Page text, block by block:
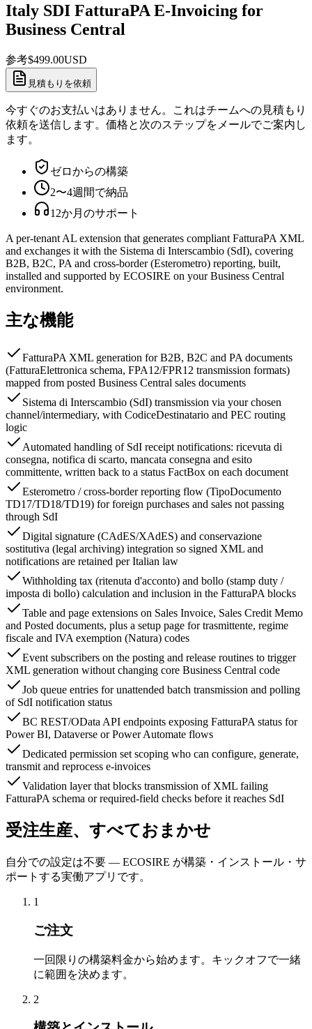
Italy SDI FatturaPA E-Invoicing for
Business Central
参考$499.00USD
見積もりを依頼
今すぐのお支払いはありません。これはチームへの見積もり
依頼を送信します。価格と次のステップをメールでご案内し
ます。
ゼロからの構築
2〜4週間で納品
12か月のサポート
A per-tenant AL extension that generates compliant FatturaPA XML
and exchanges it with the Sistema di Interscambio (SdI), covering
B2B, B2C, PA and cross-border (Esterometro) reporting, built,
installed and supported by ECOSIRE on your Business Central
environment.
主な機能
FatturaPA XML generation for B2B, B2C and PA documents
(FatturaElettronica schema, FPA12/FPR12 transmission formats)
mapped from posted Business Central sales documents
Sistema di Interscambio (SdI) transmission via your chosen
channel/intermediary, with CodiceDestinatario and PEC routing
logic
Automated handling of SdI receipt notifications: ricevuta di
consegna, notifica di scarto, mancata consegna and esito
committente, written back to a status FactBox on each document
Esterometro / cross-border reporting flow (TipoDocumento
TD17/TD18/TD19) for foreign purchases and sales not passing
through SdI
Digital signature (CAdES/XAdES) and conservazione
sostitutiva (legal archiving) integration so signed XML and
notifications are retained per Italian law
Withholding tax (ritenuta d'acconto) and bollo (stamp duty /
imposta di bollo) calculation and inclusion in the FatturaPA blocks
Table and page extensions on Sales Invoice, Sales Credit Memo
and Posted documents, plus a setup page for trasmittente, regime
fiscale and IVA exemption (Natura) codes
Event subscribers on the posting and release routines to trigger
XML generation without changing core Business Central code
Job queue entries for unattended batch transmission and polling
of SdI notification status
BC REST/OData API endpoints exposing FatturaPA status for
Power BI, Dataverse or Power Automate flows
Dedicated permission set scoping who can configure, generate,
transmit and reprocess e-invoices
Validation layer that blocks transmission of XML failing
FatturaPA schema or required-field checks before it reaches SdI
受注生産、すべておまかせ
自分での設定は不要 — ECOSIRE が構築・インストール・サ
ポートする実働アプリです。
1
ご注文
一回限りの構築料金から始めます。キックオフで一緒
に範囲を決めます。
2